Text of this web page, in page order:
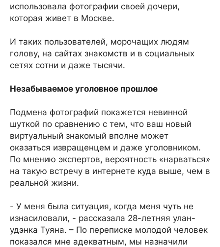
использовала фотографии своей дочери,
которая живет в Москве.
И таких пользователей, морочащих людям
голову, на сайтах знакомств и в социальных
сетях сотни и даже тысячи.
Незабываемое уголовное прошлое
Подмена фотографий покажется невинной
шуткой по сравнению с тем, что ваш новый
виртуальный знакомый вполне может
оказаться извращенцем и даже уголовником.
По мнению экспертов, вероятность «нарваться»
на такую встречу в интернете куда выше, чем в
реальной жизни.
- У меня была ситуация, когда меня чуть не
изнасиловали, - рассказала 28-летняя улан-
удэнка Туяна. – По переписке молодой человек
показался мне адекватным, мы назначили